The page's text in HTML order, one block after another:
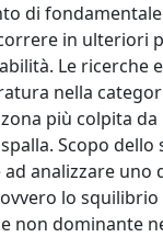
di
in ulteriori
Le ricerche
nella
più colpita
Scopo
analizzare uno
lo
non dominante